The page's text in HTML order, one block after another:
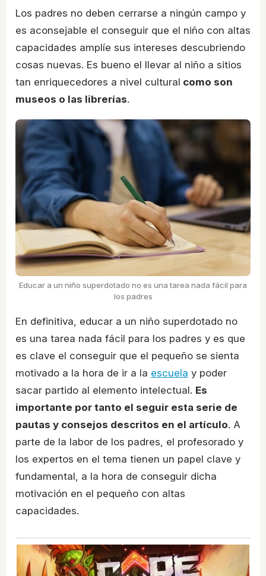
Los padres no deben cerrarse a ningún campo y
es aconsejable el conseguir que el niño con altas
capacidades amplíe sus intereses descubriendo
cosas nuevas. Es bueno el llevar al niño a sitios
tan enriquecedores a nivel cultural como son
museos o las librerías.
Educar a un niño superdotado no es una tarea nada fácil para
los padres
En definitiva, educar a un niño superdotado no
es una tarea nada fácil para los padres y es que
es clave el conseguir que el pequeño se sienta
motivado a la hora de ir a la escuela y poder
sacar partido al elemento intelectual. Es
importante por tanto el seguir esta serie de
pautas y consejos descritos en el artículo. A
parte de la labor de los padres, el profesorado y
los expertos en el tema tienen un papel clave y
fundamental, a la hora de conseguir dicha
motivación en el pequeño con altas
capacidades.